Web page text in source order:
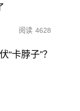
阅读 4628
卡脖子”？